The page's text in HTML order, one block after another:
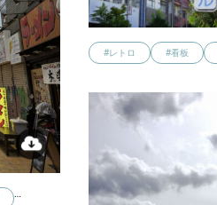
#レトロ #看板